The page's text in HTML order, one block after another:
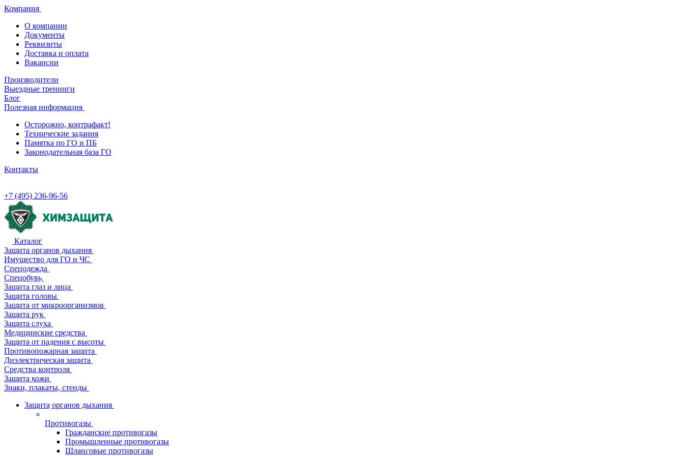
Компания
О компании
Документы
Реквизиты
Доставка и оплата
Вакансии
Производители
Выездные тренинги
Блог
Полезная информация
Осторожно, контрафакт!
Технические задания
Памятка по ГО и ПБ
Законодательная база ГО
Контакты
+7 (495) 236-96-56
Каталог
Защита органов дыхания
Имущество для ГО и ЧС
Спецодежда
Спецобувь
Защита глаз и лица
Защита головы
Защита от микроорганизмов
Защита рук
Защита слуха
Медицинские средства
Защита от падения с высоты
Противопожарная защита
Диэлектрическая защита
Средства контроля
Защита кожи
Знаки, плакаты, стенды
Защита органов дыхания
Противогазы
Гражданские противогазы
Промышленные противогазы
Шланговые противогазы